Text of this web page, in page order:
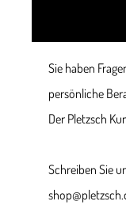
Sie haben
persönliche
Der Pletzsch
Schreiben Sie